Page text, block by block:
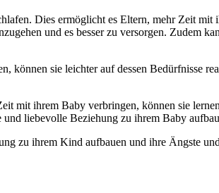
Dies ermöglicht es Eltern, mehr Zeit mit
und es besser zu versorgen. Zudem
sie leichter auf dessen Bedürfnisse
mit ihrem Baby verbringen, können sie
und liebevolle Beziehung zu ihrem Baby
zu ihrem Kind aufbauen und ihre Ängste